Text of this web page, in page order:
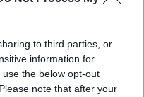
to third parties, or
information for
the below opt-out
note that after your